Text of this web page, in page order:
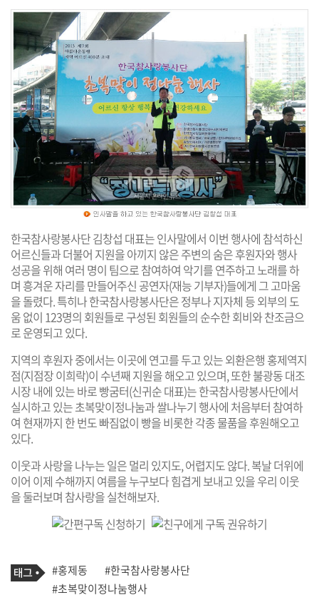
한국참사랑봉사단 김창섭 대표는 인사말에서 이번 행사에 참석하신
어르신들과 더불어 지원을 아끼지 않은 주변의 숨은 후원자와 행사
성공을 위해 여러 명이 팀으로 참여하여 악기를 연주하고 노래를 하
며 흥겨운 자리를 만들어주신 공연자(재능 기부자)들에게 그 고마움
을 돌렸다. 특히나 한국참사랑봉사단은 정부나 지자체 등 외부의 도
움 없이 123명의 회원들로 구성된 회원들의 순수한 회비와 찬조금으
로 운영되고 있다.
지역의 후원자 중에서는 이곳에 연고를 두고 있는 외환은행 홍제역지
점(지점장 이희락)이 수년째 지원을 해오고 있으며, 또한 불광동 대조
시장 내에 있는 바로 빵굼터(신귀순 대표)는 한국참사랑봉사단에서
실시하고 있는 초복맞이정나눔과 쌀나누기 행사에 처음부터 참여하
여 현재까지 한 번도 빠짐없이 빵을 비롯한 각종 물품을 후원해오고
있다.
이웃과 사랑을 나누는 일은 멀리 있지도, 어렵지도 않다. 복날 더위에
이어 이제 수해까지 여름을 누구보다 힘겹게 보내고 있을 우리 이웃
을 둘러보며 참사랑을 실천해보자.
기
사
관
련
태
그
#홍제동
#한국참사랑봉사단
#초복맞이정나눔행사